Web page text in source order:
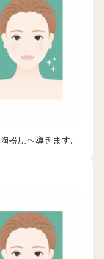
器肌へ導きます。